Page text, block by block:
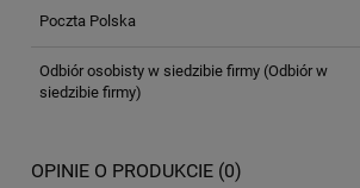
Poczta Polska
Odbiór osobisty w siedzibie firmy(Odbiór w
siedzibie firmy)
OPINIE O PRODUKCIE (0)